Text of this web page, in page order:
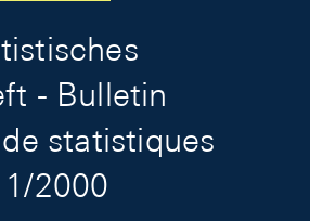
- Bulletin
statistiques
2000